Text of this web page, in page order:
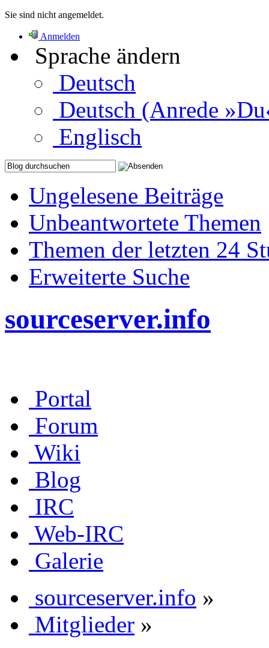
Sie sind nicht angemeldet.
Anmelden
Sprache ändern
Deutsch
Deutsch (Anrede
Englisch
Ungelesene Beiträge
Unbeantwortete Themen
Themen der letzten 24
Erweiterte Suche
sourceserver.info
Portal
Forum
Wiki
Blog
IRC
Web-IRC
Galerie
sourceserver.info »
Mitglieder »